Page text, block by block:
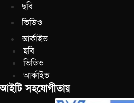
ছবি
ভিডিও
আর্কাইভ
ছবি
ভিডিও
আর্কাইভ
আইটি সহযোগীতায়